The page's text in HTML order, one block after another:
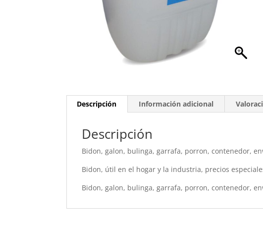
Descripción Información adicional
Descripción
Bidon, galon, bulinga, garrafa, porron, contenedor,
Bidon, útil en el hogar y la industria, precios
Bidon, galon, bulinga, garrafa, porron, contenedor,